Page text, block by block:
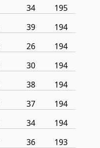
34
195
39
194
26
194
30
194
38
194
37
194
34
194
36
193